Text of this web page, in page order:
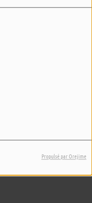
Propulsé par Orejime